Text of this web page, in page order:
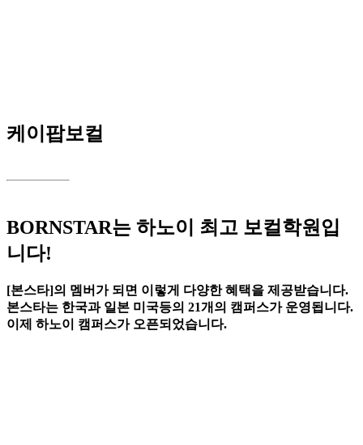
케이팝보컬
BORNSTAR는 하노이 최고 보컬학원입
니다!
[본스타]의 멤버가 되면 이렇게 다양한 혜택을 제공받습니다.
본스타는 한국과 일본 미국등의 21개의 캠퍼스가 운영됩니다.
이제 하노이 캠퍼스가 오픈되었습니다.